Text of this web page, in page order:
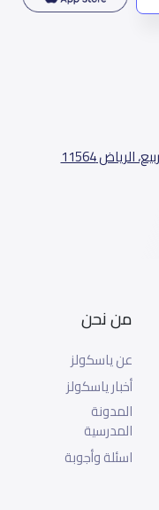
من نحن
عن ياسكولز
أخبار ياسكولز
المدونة
المدرسية
اسئلة وأجوبة